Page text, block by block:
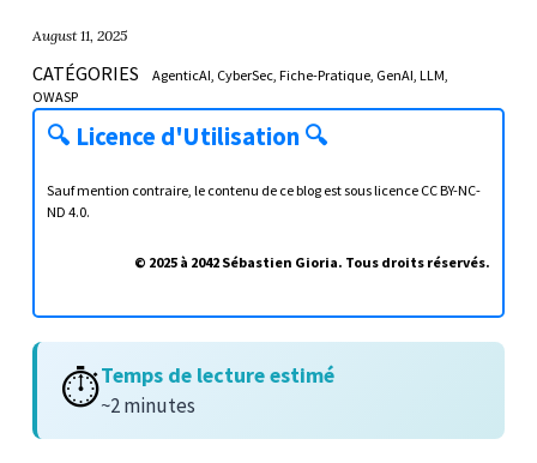
August 11, 2025
CATÉGORIES AgenticAI CyberSec Fiche-Pratique GenAI LLM
OWASP
🔍 Licence d'Utilisation 🔍
Sauf mention contraire, le contenu de ce blog est sous licence CC BY-NC-
ND 4.0.
© 2025 à 2042 Sébastien Gioria. Tous droits réservés.
⏱️Temps de lecture estimé
~2 minutes